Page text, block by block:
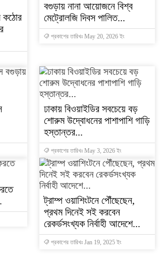
কঠোর
বগুড়ায় নানা আয়োজনে বিশ্ব
মেট্রোলজি দিবস পালিত...
প্রকাশের তারিখঃ May 20, 2026 ইং
ঢাকায় বিওয়াইডির সবচেয়ে বড়
শোরুম উদ্বোধনের পাশাপাশি গাড়ি
হস্তান্তর...
প্রকাশের তারিখঃ May 3, 2026 ইং
ট্রাম্প ওয়াশিংটনে পৌঁছেছেন,
প্রথম দিনেই সই করবেন
রেকর্ডসংখ্যক নির্বাহী আদেশে...
প্রকাশের তারিখঃ Jan 19, 2025 ইং